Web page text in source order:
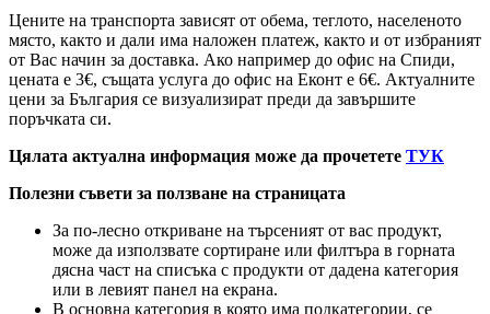
Цените на транспорта зависят от обема, теглото, населеното
място, както и дали има наложен платеж, както и от избраният
от Вас начин за доставка. Ако например до офис на Спиди,
цената е 3€, същата услуга до офис на Еконт е 6€. Актуалните
цени за България се визуализират преди да завършите
поръчката си.
Цялата актуална информация може да прочетете ТУК
Полезни съвети за ползване на страницата
За по-лесно откриване на търсеният от вас продукт,
може да използвате сортиране или филтъра в горната
дясна част на списъка с продукти от дадена категория
или в левият панел на екрана.
В основна категория в която има подкатегории, се